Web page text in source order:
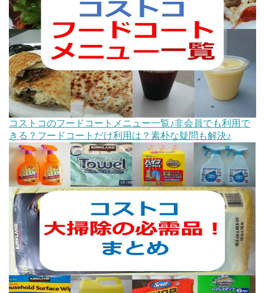
コストコのフードコートメニュー一覧♪非会員でも利用で
きる？フードコートだけ利用は？素朴な疑問も解決♪